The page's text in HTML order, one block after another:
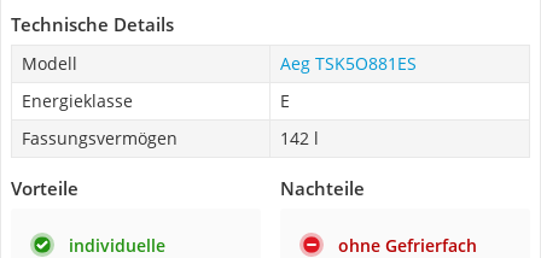
Technische Details
Modell
Aeg TSK5O881ES
Energieklasse
E
Fassungsvermögen
142 l
Vorteile
individuelle
Nachteile
ohne Gefrierfach